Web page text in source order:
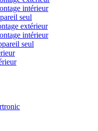
intérieur
seul
extérieur
intérieur
seul